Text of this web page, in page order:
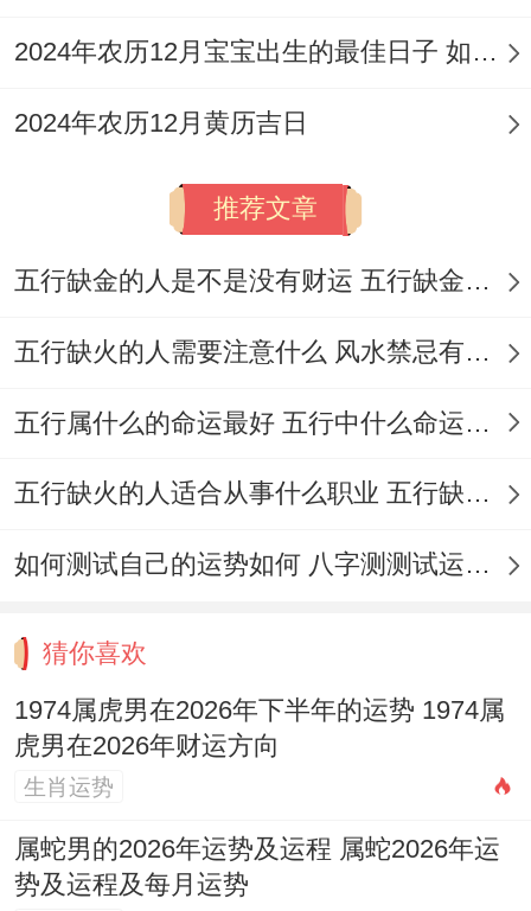
农历九月初七，星期五，值神司命 属于黄道
木、出火、拆卸、上梁、合脊、安床、造畜
稠；忌无格外注明，但需避免冲煞！
2026年10月19日
农历九月初十;星期一，值神青龙，属于黄道
除、上梁、入宅、移徙、安床、安门、纳
财、纳畜、造畜稠；忌伐木、行丧、破土、
吉日选择要点
选择黄道吉日时需依据具体事件类型匹配最
适宜的日子，才能最大化吉日的积极效应，
对于婚姻嫁娶，应优先选择宜「嫁娶」且值
神位吉的日子，如10月10日、11日、13日
还有14日，这些日期特别适合举行婚礼、纳
2024年农历12月宝宝出生的最佳日子 如何挑选适合的吉日
2024年农历12月黄历吉日
推荐文章
五行缺金的人是不是没有财运 五行缺金的人命运好不好
五行缺火的人需要注意什么 风水禁忌有哪些
五行属什么的命运最好 五行中什么命运势旺盛
五行缺火的人适合从事什么职业 五行缺火的人适合从事的职业有哪些
如何测试自己的运势如何 八字测测试运运程
猜你喜欢
1974属虎男在2026年下半年的运势 1974属
虎男在2026年财运方向
生肖运势
属蛇男的2026年运势及运程 属蛇2026年运
势及运程及每月运势